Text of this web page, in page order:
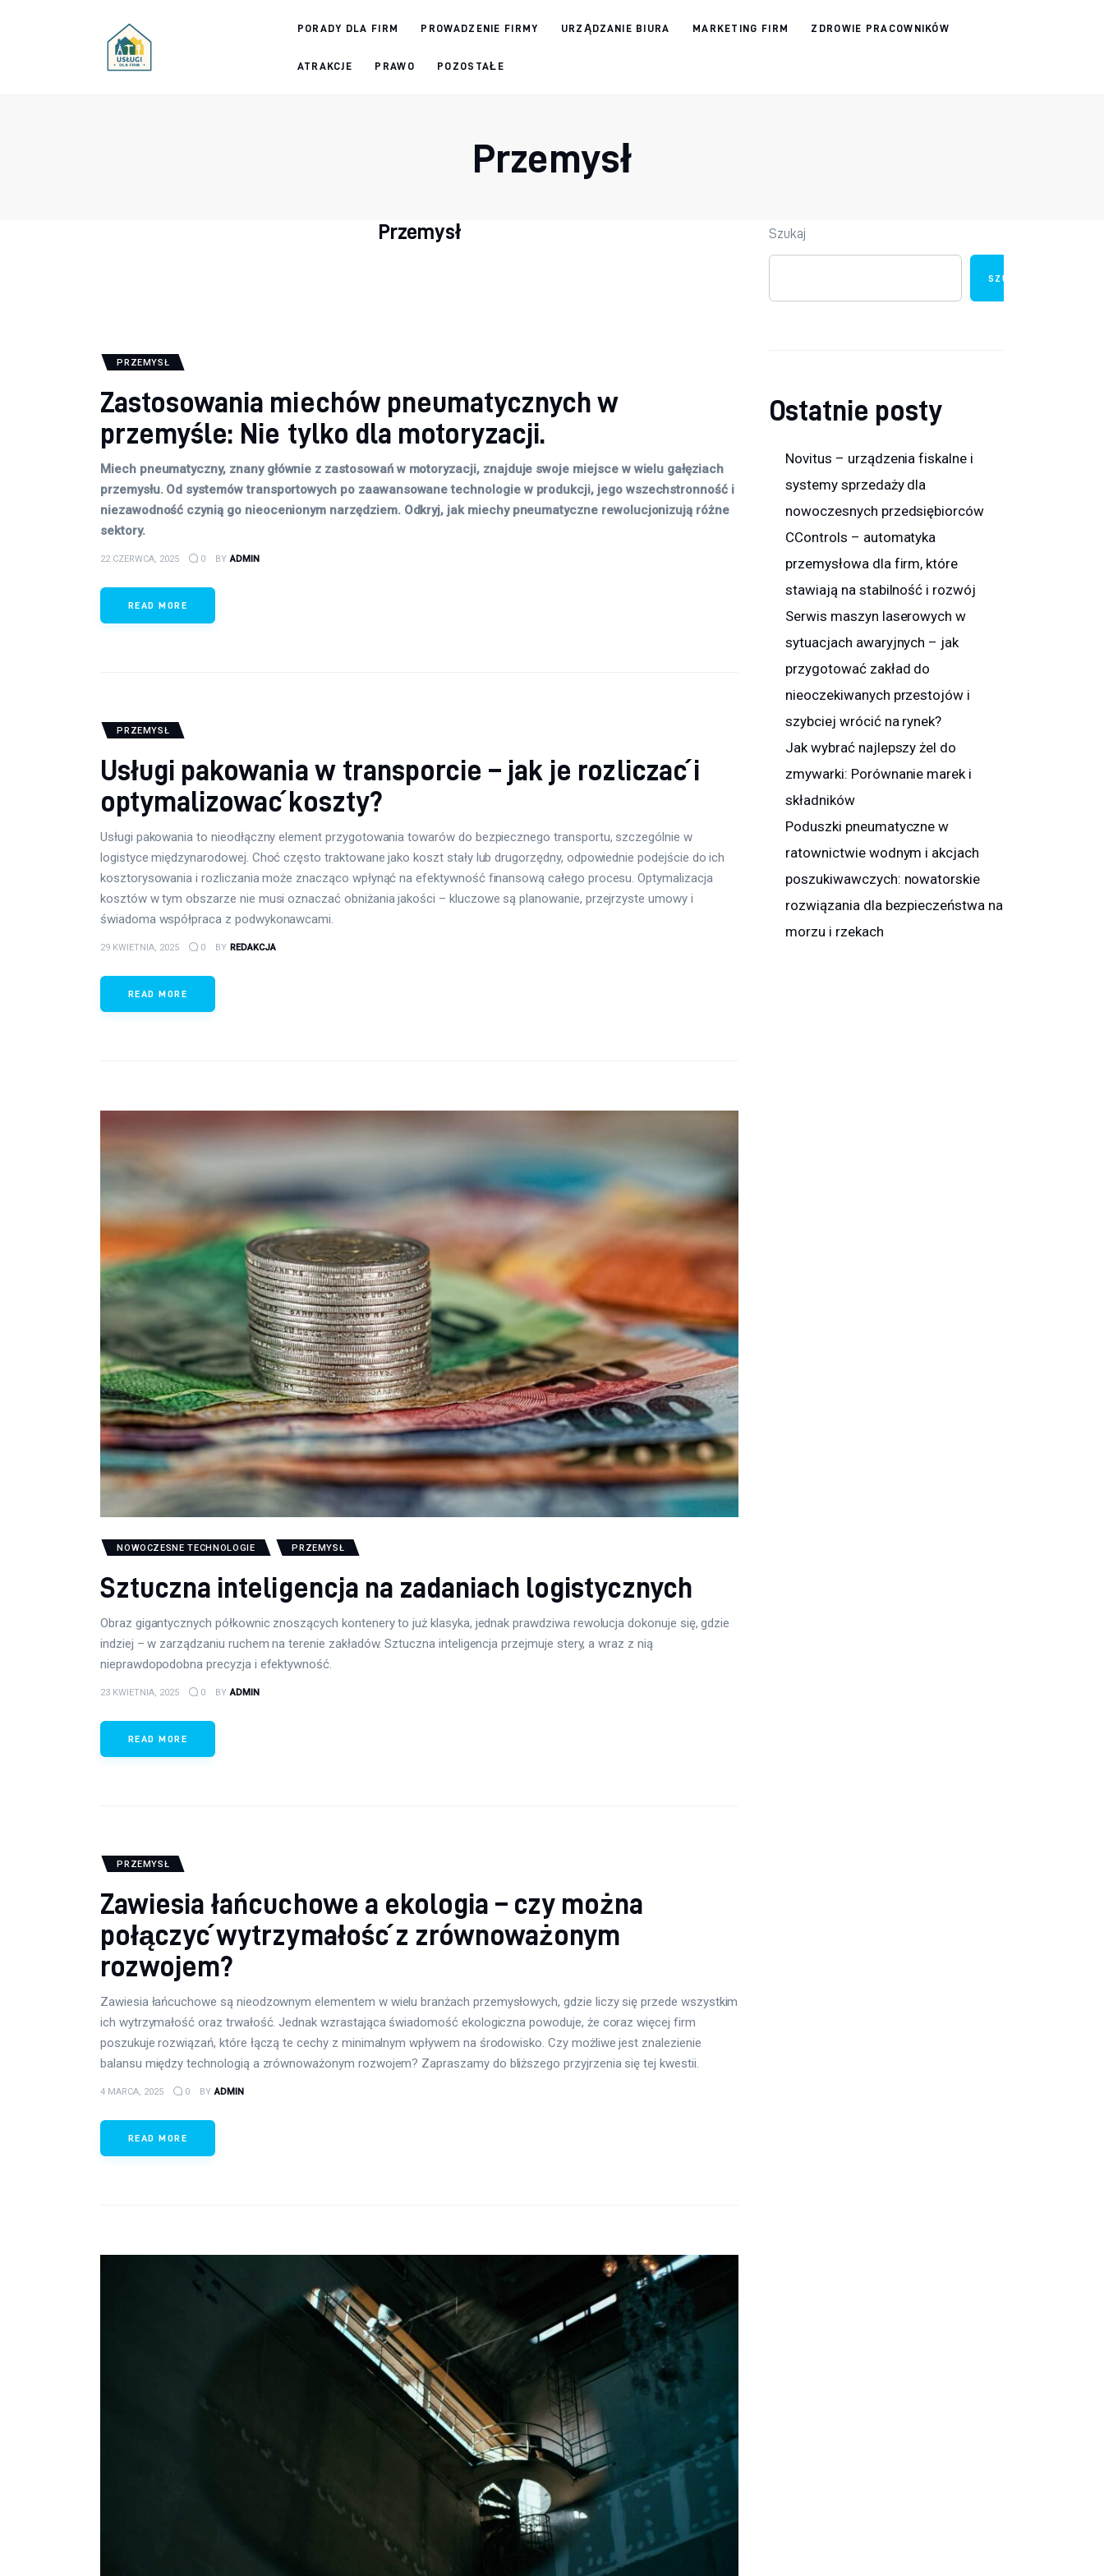
PORADY DLA FIRM PROWADZENIE FIRMY URZĄDZANIE BIURA MARKETING FIRM ZDROWIE PRACOWNIKÓW
ATRAKCJE PRAWO POZOSTAŁE
Przemysł
Prowadzenie firmy
Przemysł
PRZEMYSŁ
Zastosowania miechów pneumatycznych w
przemyśle: Nie tylko dla motoryzacji.
Miech pneumatyczny, znany głównie z zastosowań w motoryzacji, znajduje swoje miejsce w wielu gałęziach
przemysłu. Od systemów transportowych po zaawansowane technologie w produkcji, jego wszechstronność i
niezawodność czynią go nieocenionym narzędziem. Odkryj, jak miechy pneumatyczne rewolucjonizują różne
sektory.
22 CZERWCA, 2025 0 BY ADMIN
READ MORE
PRZEMYSŁ
Usługi pakowania w transporcie – jak je rozliczać i
optymalizować koszty?
Usługi pakowania to nieodłączny element przygotowania towarów do bezpiecznego transportu, szczególnie w
logistyce międzynarodowej. Choć często traktowane jako koszt stały lub drugorzędny, odpowiednie podejście do ich
kosztorysowania i rozliczania może znacząco wpłynąć na efektywność finansową całego procesu. Optymalizacja
kosztów w tym obszarze nie musi oznaczać obniżania jakości – kluczowe są planowanie, przejrzyste umowy i
świadoma współpraca z podwykonawcami.
29 KWIETNIA, 2025 0 BY REDAKCJA
READ MORE
NOWOCZESNE TECHNOLOGIE PRZEMYSŁ
Sztuczna inteligencja na zadaniach logistycznych
Obraz gigantycznych półkownic znoszących kontenery to już klasyka, jednak prawdziwa rewolucja dokonuje się, gdzie
indziej – w zarządzaniu ruchem na terenie zakładów. Sztuczna inteligencja przejmuje stery, a wraz z nią
nieprawdopodobna precyzja i efektywność.
23 KWIETNIA, 2025 0 BY ADMIN
READ MORE
PRZEMYSŁ
Zawiesia łańcuchowe a ekologia – czy można
połączyć wytrzymałość z zrównoważonym
rozwojem?
Zawiesia łańcuchowe są nieodzownym elementem w wielu branżach przemysłowych, gdzie liczy się przede wszystkim
ich wytrzymałość oraz trwałość. Jednak wzrastająca świadomość ekologiczna powoduje, że coraz więcej firm
poszukuje rozwiązań, które łączą te cechy z minimalnym wpływem na środowisko. Czy możliwe jest znalezienie
balansu między technologią a zrównoważonym rozwojem? Zapraszamy do bliższego przyjrzenia się tej kwestii.
4 MARCA, 2025 0 BY ADMIN
READ MORE
Szukaj
SZUKAJ
Ostatnie posty
Novitus – urządzenia fiskalne i
systemy sprzedaży dla
nowoczesnych przedsiębiorców
CControls – automatyka
przemysłowa dla firm, które
stawiają na stabilność i rozwój
Serwis maszyn laserowych w
sytuacjach awaryjnych – jak
przygotować zakład do
nieoczekiwanych przestojów i
szybciej wrócić na rynek?
Jak wybrać najlepszy żel do
zmywarki: Porównanie marek i
składników
Poduszki pneumatyczne w
ratownictwie wodnym i akcjach
poszukiwawczych: nowatorskie
rozwiązania dla bezpieczeństwa na
morzu i rzekach